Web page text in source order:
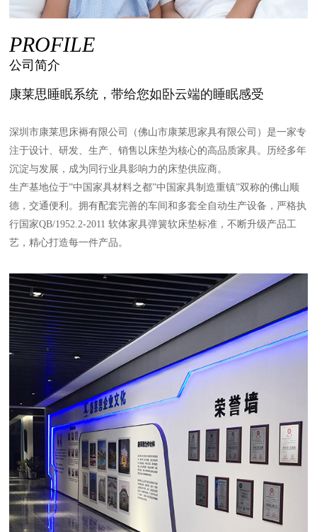
PROFILE
公司简介
康莱思睡眠系统，带给您如卧云端的睡眠感受
深圳市康莱思床褥有限公司（佛山市康莱思家具有限公司）是一家专
注于设计、研发、生产、销售以床垫为核心的高品质家具。历经多年
沉淀与发展，成为同行业具影响力的床垫供应商。
生产基地位于”中国家具材料之都”中国家具制造重镇”双称的佛山顺
德，交通便利。拥有配套完善的车间和多套全自动生产设备，严格执
行国家QB/1952.2-2011 软体家具弹簧软床垫标准，不断升级产品工
艺，精心打造每一件产品。